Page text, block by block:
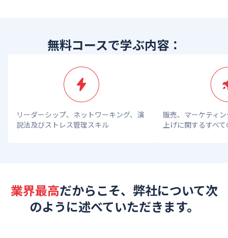
無料コースで学ぶ内容：
リーダーシップ、ネットワーキング、演
説法及びストレス管理スキル
販売、マーケティ
上げに関するすべ
業界最高だからこそ、弊社について次
のように述べていただきます。